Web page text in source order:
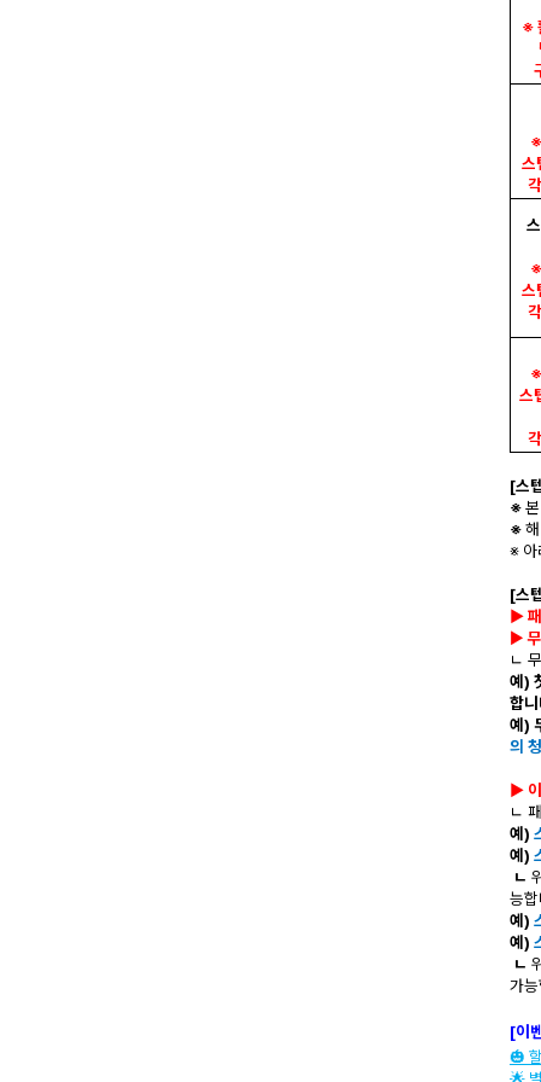
※
스
스
스
[스
※
※
※ 아
[스
▶
▶
ㄴ
예)
합
예)
의
▶ 이
ㄴ
예)
예)
ㄴ
능
예)
예)
ㄴ
가
[이
🎃